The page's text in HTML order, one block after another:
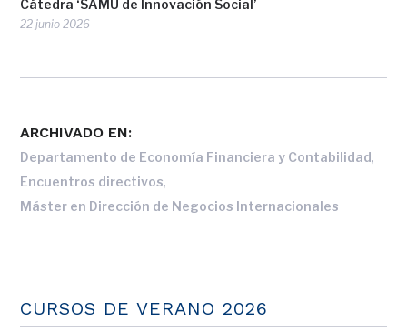
Cátedra ‘SAMU de Innovación Social’
22 junio 2026
ARCHIVADO EN:
Departamento de Economía Financiera y Contabilidad,
Encuentros directivos,
Máster en Dirección de Negocios Internacionales
CURSOS DE VERANO 2026